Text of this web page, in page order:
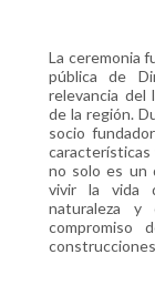
La ceremonia
pública de
relevancia del
de la región.
socio
no solo es un
vivir la vida
naturaleza y
compromiso